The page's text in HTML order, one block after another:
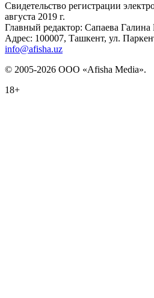
Свидетельство регистрации
августа 2019 г.
Главный редактор: Сапаева Галина
Адрес: 100007, Ташкент, ул.
info@afisha.uz
© 2005-2026 ООО «Afisha Media».
18+